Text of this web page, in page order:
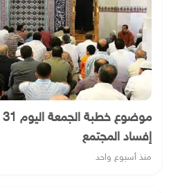
إفساد المجتمع
منذ أسبوع واحد